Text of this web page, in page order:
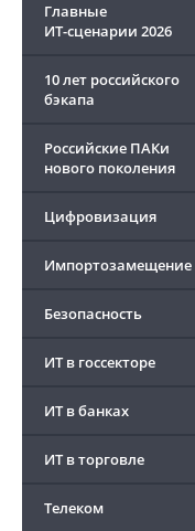
Главные
ИТ-сценарии 2026
10 лет российского
бэкапа
Российские ПАКи
нового поколения
Цифровизация
Импортозамещение
Безопасность
ИТ в госсекторе
ИТ в банках
ИТ в торговле
Телеком